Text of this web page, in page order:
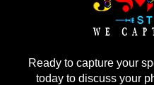
Ready to capture your
today to discuss your